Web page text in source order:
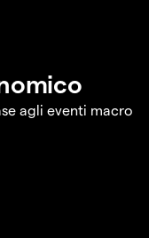
agli eventi macro